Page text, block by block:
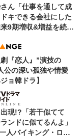
ん「仕事を通して成
キできる会社にした
9期増収&増益を続け
『恋人』”演技の
公の深い孤独や情愛
ョ韓ドラ】
現!?「若干似てて
ンドに似てるんよ」
人バイキング・ロ